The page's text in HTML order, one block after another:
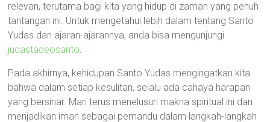
relevan, terutama bagi kita yang hidup di zaman yang penuh
tantangan ini. Untuk mengetahui lebih dalam tentang Santo
Yudas dan ajaran-ajarannya, anda bisa mengunjungi
judastadeosanto.
Pada akhirnya, kehidupan Santo Yudas mengingatkan kita
bahwa dalam setiap kesulitan, selalu ada cahaya harapan
yang bersinar. Mari terus menelusuri makna spiritual ini dan
menjadikan iman sebagai pemandu dalam langkah-langkah